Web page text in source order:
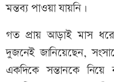
মন্তব্য পাওয়া যায়নি।
গত প্রায় আড়াই মাস
দুজনেই জানিয়েছেন,
একদিকে সন্তানকে